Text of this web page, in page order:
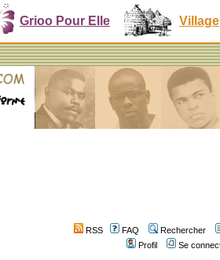
Grioo Pour Elle Village
RSS FAQ
Rechercher
Profil
Se